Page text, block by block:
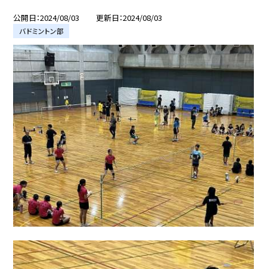
公開日 2024/08/03 更新日 2024/08/03
バドミントン部